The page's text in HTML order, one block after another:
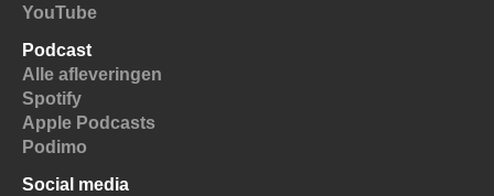
YouTube
Podcast
Alle afleveringen
Spotify
Apple Podcasts
Podimo
Social media